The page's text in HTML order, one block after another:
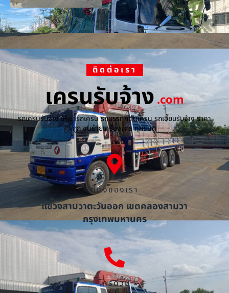
ติดต่อเรา
เครนรับจ้าง.com
รถเครนรับจ้าง ให้เช่ารถเครน รถบรรทุกติดเครน รถเฮี๊ยบรับจ้าง ราคา
ถูก ขนย้ายเครื่องจักร ทุกชนิด
ที่ตั้งของเรา
แขวงสามวาตะวันออก เขตคลองสามวา
กรุงเทพมหานคร
โทรด่วน